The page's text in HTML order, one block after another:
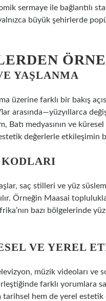
sermaye ile bağlantılı
büyük şehirlerde
YAŞLANMA
üzerine farklı bir bakış
arasında—yüzyıllarca
Batı medyasının ve
değerlerle etkileşimin
saç stilleri ve yüz
Örneğin Maasai
bazı bölgelerinde
VE YEREL
müzik videoları ve
farklı yorumlara
hem de yerel estetik